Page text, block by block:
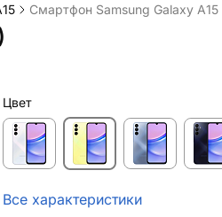
Смартфон Samsung Galaxy
Цвет
Все характеристики